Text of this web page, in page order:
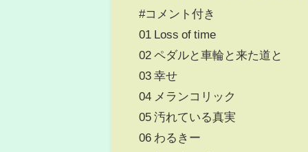
#コメント付き
01 Loss of time
02 ペダルと車輪と来た道と
03 幸せ
04 メランコリック
05 汚れている真実
06 わるきー